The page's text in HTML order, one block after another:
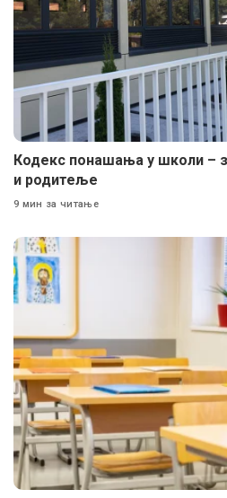
Кодекс понашања у школи –
и родитеље
9 мин за читање